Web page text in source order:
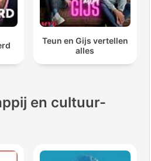
Teun en Gijs vertellen
alles
en cultuur-